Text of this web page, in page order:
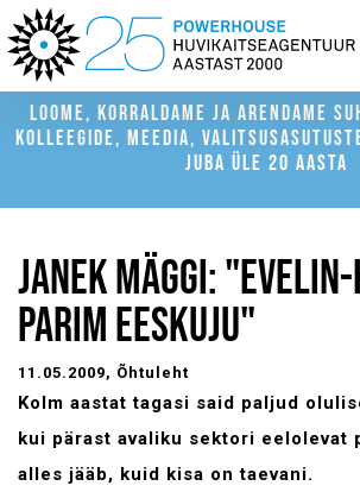
LOOME, KORRALDAME JA ARENDAME
KOLLEEGIDE, MEEDIA,
JUBA ÜLE 20 AASTA
JANEK MÄGGI:
PARIM EESKUJU"
11.05.2009, Õhtuleht
Kolm aastat tagasi said paljud
kui pärast avaliku sektori eelolevat
alles jääb, kuid kisa on taevani.